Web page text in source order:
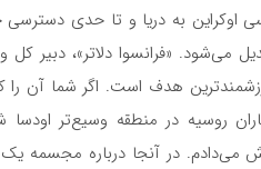
اوکراین به دریا و تا حدی دسترسی
«فرانسوا دلاتر»، دبیر کل
هدف است. اگر شما آن را
روسیه در منطقه وسیع‌‌تر
می‌‌دادم. در آنجا درباره مجسمه یک